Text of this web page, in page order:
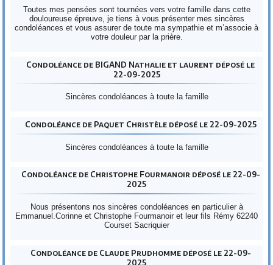
Toutes mes pensées sont tournées vers votre famille dans cette
douloureuse épreuve, je tiens à vous présenter mes sincères
condoléances et vous assurer de toute ma sympathie et m’associe à
votre douleur par la prière.
Condoléance de BIGAND Nathalie et laurent déposé le
22-09-2025
Sincères condoléances à toute la famille
Condoléance de Paquet Christèle déposé le 22-09-2025
Sincères condoléances à toute la famille
Condoléance de Christophe Fourmanoir déposé le 22-09-
2025
Nous présentons nos sincères condoléances en particulier à
Emmanuel.Corinne et Christophe Fourmanoir et leur fils Rémy 62240
Courset Sacriquier
Condoléance de Claude Prudhomme déposé le 22-09-
2025